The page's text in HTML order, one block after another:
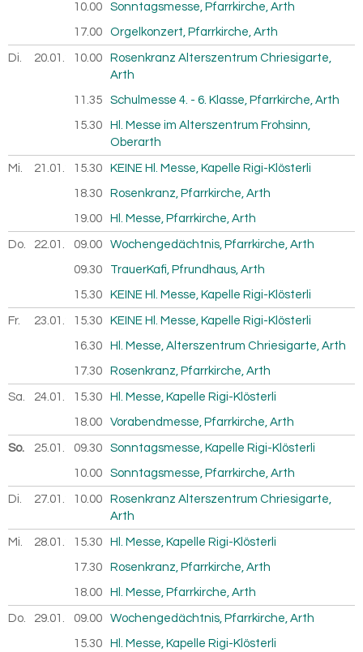
10.00 Sonntagsmesse, Pfarrkirche, Arth
17.00 Orgelkonzert, Pfarrkirche, Arth
Di. 20.01. 2026
10.00
Rosenkranz Alterszentrum Chriesigarte,
Arth
11.35 Schulmesse 4. - 6. Klasse, Pfarrkirche, Arth
15.30
Hl. Messe im Alterszentrum Frohsinn,
Oberarth
Mi. 21.01. 2026
15.30 KEINE Hl. Messe, Kapelle Rigi-Klösterli
18.30 Rosenkranz, Pfarrkirche, Arth
19.00 Hl. Messe, Pfarrkirche, Arth
Do. 22.01. 2026
09.00 Wochengedächtnis, Pfarrkirche, Arth
09.30 TrauerKafi, Pfrundhaus, Arth
15.30 KEINE Hl. Messe, Kapelle Rigi-Klösterli
Fr. 23.01. 2026
15.30 KEINE Hl. Messe, Kapelle Rigi-Klösterli
16.30 Hl. Messe, Alterszentrum Chriesigarte, Arth
17.30 Rosenkranz, Pfarrkirche, Arth
Sa. 24.01. 2026
15.30 Hl. Messe, Kapelle Rigi-Klösterli
18.00 Vorabendmesse, Pfarrkirche, Arth
So. 25.01. 2026
09.30 Sonntagsmesse, Kapelle Rigi-Klösterli
10.00 Sonntagsmesse, Pfarrkirche, Arth
Di. 27.01. 2026
10.00
Rosenkranz Alterszentrum Chriesigarte,
Arth
Mi. 28.01. 2026
15.30 Hl. Messe, Kapelle Rigi-Klösterli
17.30 Rosenkranz, Pfarrkirche, Arth
18.00 Hl. Messe, Pfarrkirche, Arth
Do. 29.01. 2026
09.00 Wochengedächtnis, Pfarrkirche, Arth
15.30 Hl. Messe, Kapelle Rigi-Klösterli